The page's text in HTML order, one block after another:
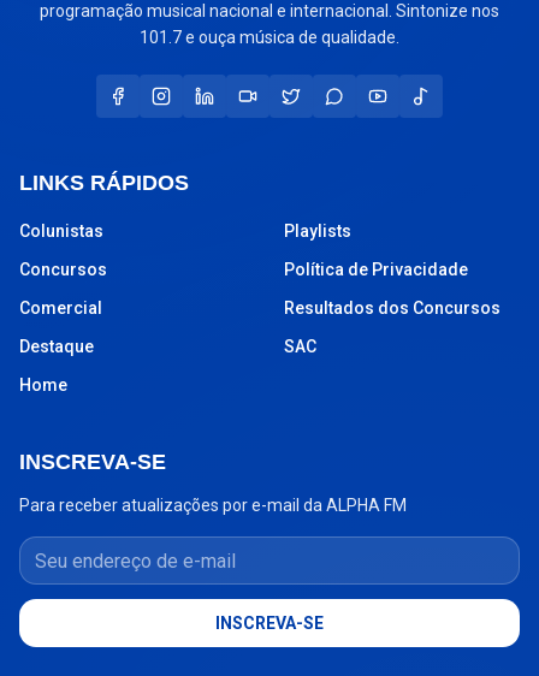
programação musical nacional e internacional. Sintonize nos
101.7 e ouça música de qualidade.
LINKS RÁPIDOS
Colunistas
Concursos
Comercial
Destaque
Home
Playlists
Política de Privacidade
Resultados dos Concursos
SAC
INSCREVA-SE
Para receber atualizações por e-mail da ALPHA FM
Seu endereço de e-mail
INSCREVA-SE